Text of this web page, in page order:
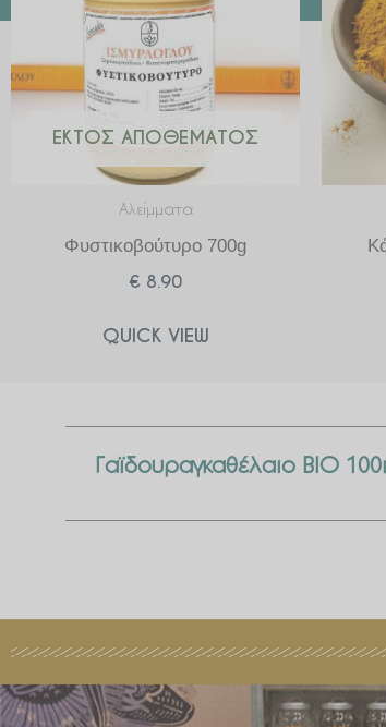
ΕΚΤΌΣ ΑΠΟΘΈΜΑΤΟΣ
Αλείμματα
Φυστικοβούτυρο 700g
€ 8.90
QUICK VIEW
Γαϊδουραγκαθέλαιο BIO